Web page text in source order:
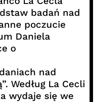
badań nad
poczucie
Daniela
o
nad
Według La Cecli
wydaje się we